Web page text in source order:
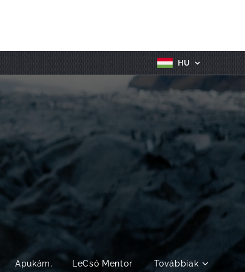
HU
Apukám. LeCsó Mentor Továbbiak